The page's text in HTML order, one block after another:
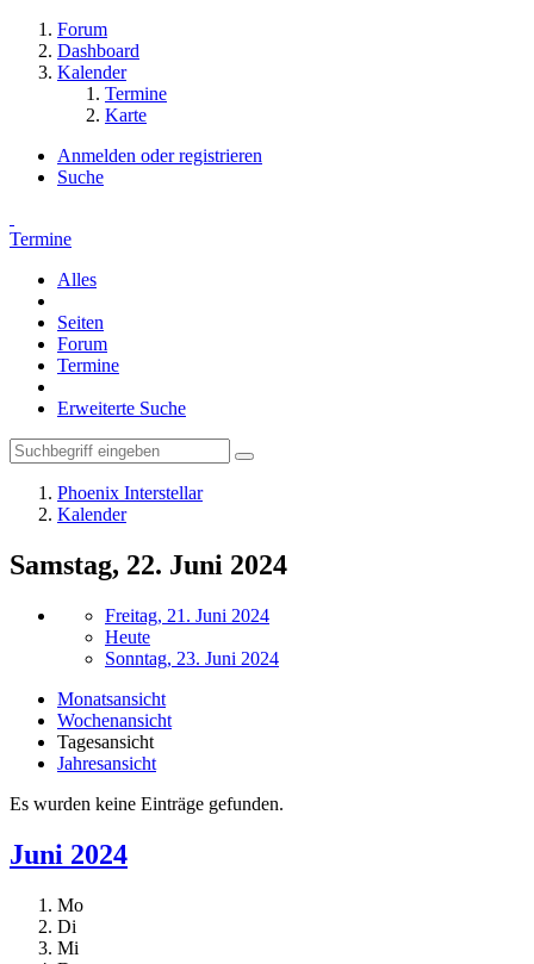
Forum
Dashboard
Kalender
Termine
Karte
Anmelden oder registrieren
Suche
Termine
Alles
Seiten
Forum
Termine
Erweiterte Suche
Phoenix Interstellar
Kalender
Samstag, 22. Juni 2024
Freitag, 21. Juni 2024
Heute
Sonntag, 23. Juni 2024
Monatsansicht
Wochenansicht
Tagesansicht
Jahresansicht
Es wurden keine Einträge gefunden.
Juni 2024
Mo
Di
Mi